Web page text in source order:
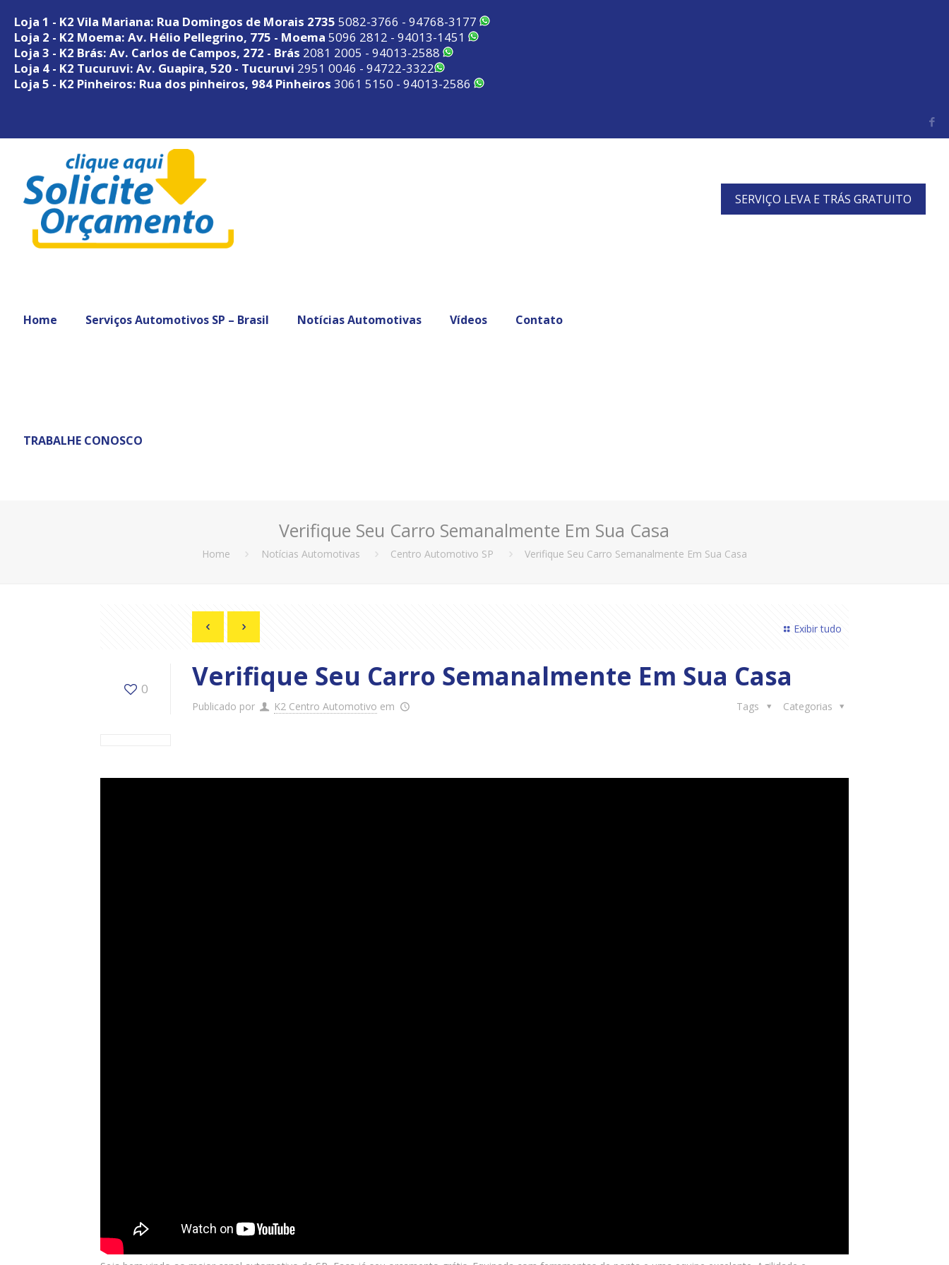
Loja 1 - K2 Vila Mariana: Rua Domingos de Morais 2735 5082-3766 - 94768-3177
Loja 2 - K2 Moema: Av. Hélio Pellegrino, 775 - Moema 5096 2812 - 94013-1451
Loja 3 - K2 Brás: Av. Carlos de Campos, 272 - Brás 2081 2005 - 94013-2588
Loja 4 - K2 Tucuruvi: Av. Guapira, 520 - Tucuruvi 2951 0046 - 94722-3322
Loja 5 - K2 Pinheiros: Rua dos pinheiros, 984 Pinheiros 3061 5150 - 94013-2586
Home Serviços Automotivos SP – Brasil Notícias Automotivas Vídeos Contato
TRABALHE CONOSCO
SERVIÇO LEVA E TRÁS GRATUITO
Verifique Seu Carro Semanalmente Em Sua Casa
Home Notícias Automotivas Centro Automotivo SP Verifique Seu Carro Semanalmente Em Sua Casa
Exibir tudo
0 Verifique Seu Carro Semanalmente Em Sua Casa
Publicado por K2 Centro Automotivo em Categorias
Tags